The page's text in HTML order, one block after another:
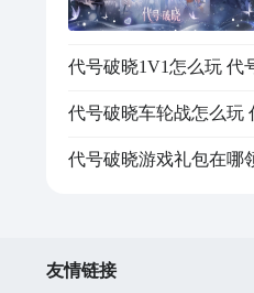
代号破晓1V1怎么玩 代
代号破晓车轮战怎么玩
代号破晓游戏礼包在哪
友情链接